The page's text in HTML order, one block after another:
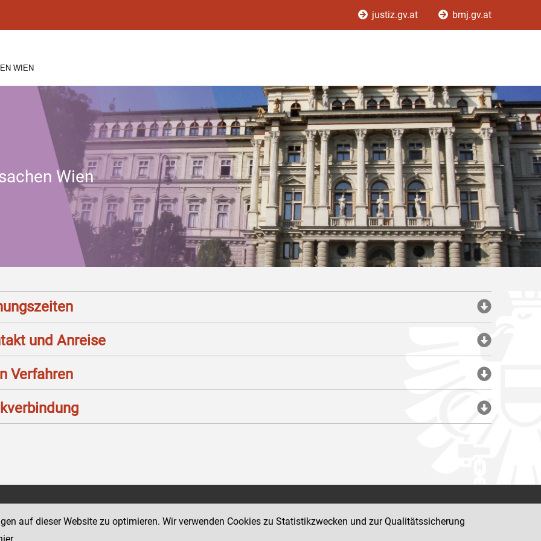
justiz.gv.at bmj.gv.at
WIEN
Wien
und Anreise
Verfahren
11
der Justiz und des BMJ
Impressum
auf dieser Website zu optimieren. Wir verwenden Cookies zu Statistikzwecken und zur Qualitätssicherung